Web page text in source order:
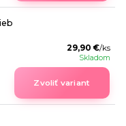
29,90 €/ks
Skladom
Zvoliť variant